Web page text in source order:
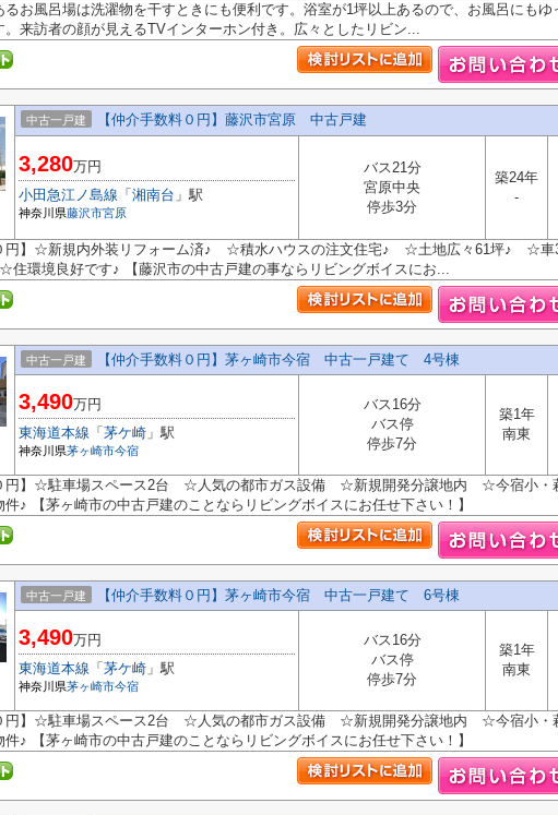
るお風呂場は洗濯物を干すときにも便利です。浴室が1坪以上あるので、お風呂にもゆ
。来訪者の顔が見えるTVインターホン付き。広々としたリビン...
中古一戸建 【仲介手数料０円】藤沢市宮原 中古戸建
3,280万円
小田急江ノ島線 「 湘南台 」駅
神奈川県藤沢市宮原
バス21分
宮原中央
停歩3分
築24年
-
０円】☆新規内外装リフォーム済♪ ☆積水ハウスの注文住宅♪ ☆土地広々61坪♪ ☆車
環境良好です♪ 【藤沢市の中古戸建の事ならリビングボイスにお...
中古一戸建 【仲介手数料０円】茅ヶ崎市今宿 中古一戸建て 4号棟
3,490万円
東海道本線 「 茅ケ崎 」駅
神奈川県茅ヶ崎市今宿
バス16分
バス停
停歩7分
築1年
南東
０円】☆駐車場スペース2台 ☆人気の都市ガス設備 ☆新規開発分譲地内 ☆今宿小・
♪ 【茅ヶ崎市の中古戸建のことならリビングボイスにお任せ下さい！】
中古一戸建 【仲介手数料０円】茅ヶ崎市今宿 中古一戸建て 6号棟
3,490万円
東海道本線 「 茅ケ崎 」駅
神奈川県茅ヶ崎市今宿
バス16分
バス停
停歩7分
築1年
南東
０円】☆駐車場スペース2台 ☆人気の都市ガス設備 ☆新規開発分譲地内 ☆今宿小・
♪ 【茅ヶ崎市の中古戸建のことならリビングボイスにお任せ下さい！】